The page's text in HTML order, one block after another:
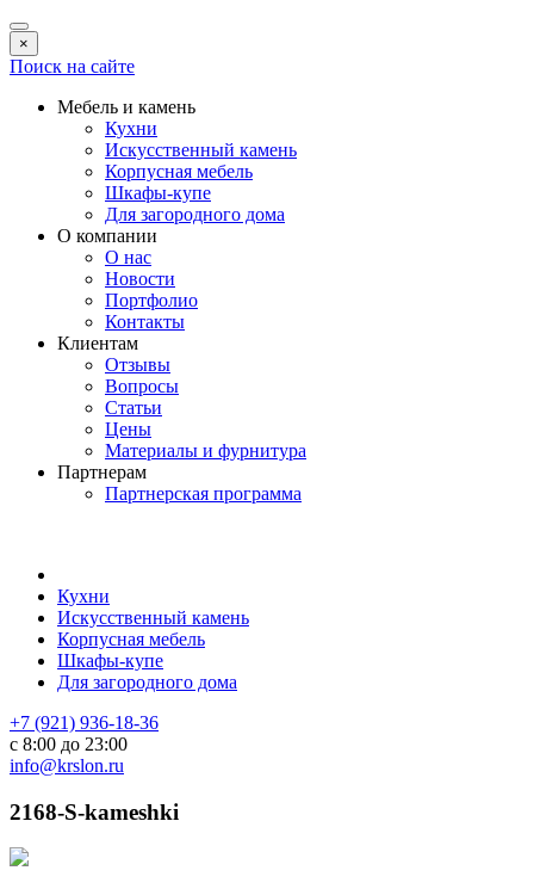
×
Поиск на сайте
Мебель и камень
Кухни
Искусственный камень
Корпусная мебель
Шкафы-купе
Для загородного дома
О компании
О нас
Новости
Портфолио
Контакты
Клиентам
Отзывы
Вопросы
Статьи
Цены
Материалы и фурнитура
Партнерам
Партнерская программа
Кухни
Искусственный камень
Корпусная мебель
Шкафы-купе
Для загородного дома
+7 (921) 936-18-36
с 8:00 до 23:00
info@krslon.ru
2168-S-kameshki